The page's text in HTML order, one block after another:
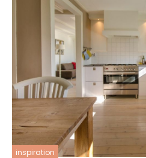
inspiration